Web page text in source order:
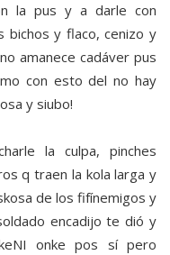
la pus y a darle con
bichos y flaco, cenizo y
amanece cadáver pus
con esto del no hay
y siubo!
la culpa, pinches
q traen la kola larga y
de los fifínemigos y
encadijo te dió y
onke pos sí pero